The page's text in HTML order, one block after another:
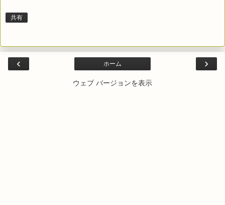
共有
‹ ›
ホーム
ウェブ バージョンを表示